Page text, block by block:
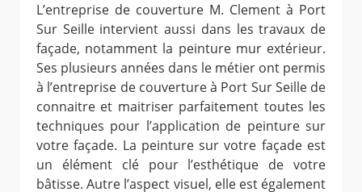
L’entreprise de couverture M. Clement à Port
Sur Seille intervient aussi dans les travaux de
façade, notamment la peinture mur extérieur.
Ses plusieurs années dans le métier ont permis
à l’entreprise de couverture à Port Sur Seille de
connaitre et maitriser parfaitement toutes les
techniques pour l’application de peinture sur
votre façade. La peinture sur votre façade est
un élément clé pour l’esthétique de votre
bâtisse. Autre l’aspect visuel, elle est également